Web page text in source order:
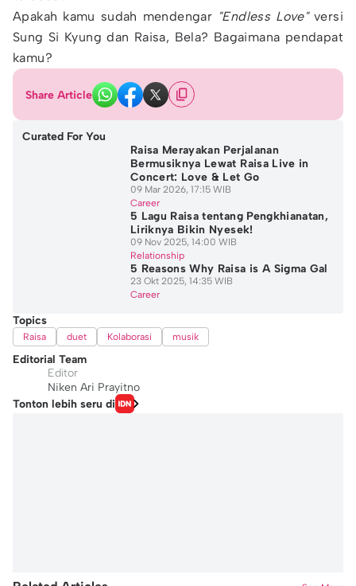
Apakah kamu sudah mendengar "Endless Love"versi
Sung Si Kyung dan Raisa, Bela? Bagaimana pendapat
kamu?
Share Article
Curated For You
Raisa Merayakan Perjalanan
Bermusiknya Lewat Raisa Live in
Concert: Love & Let Go
09 Mar 2026, 17:15 WIB
Career
5 Lagu Raisa tentang Pengkhianatan,
Liriknya Bikin Nyesek!
09 Nov 2025, 14:00 WIB
Relationship
5 Reasons Why Raisa is A Sigma Gal
23 Okt 2025, 14:35 WIB
Career
Topics
Raisa duet Kolaborasi musik
Editorial Team
Editor
Niken Ari Prayitno
Tonton lebih seru di